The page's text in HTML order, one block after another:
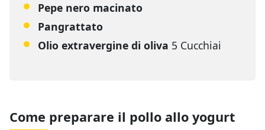
Pepe nero macinato
Pangrattato
Olio extravergine di oliva 5 Cucchiai
Come preparare il pollo allo yogurt